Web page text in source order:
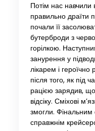
Потім нас навчили
правильно драїти
почали її
бутерброди з
горілкою.
занурення у
лікарем і
після того, як під
рацією зарядив,
відсіку. Сміхові
змогли. Фінальним
справжнім